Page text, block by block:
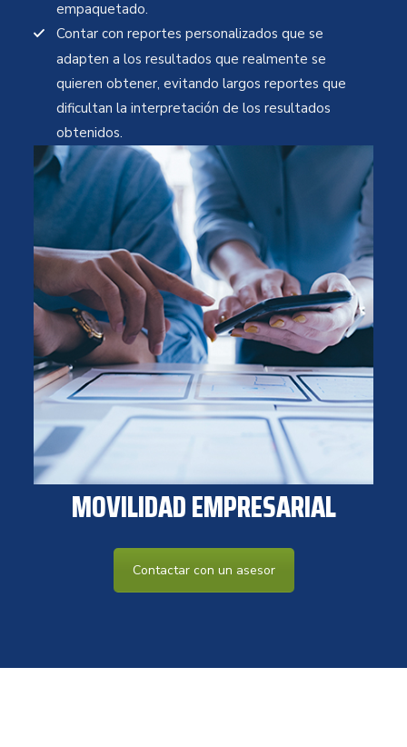
empaquetado.
Contar con reportes personalizados que se
adapten a los resultados que realmente se
quieren obtener, evitando largos reportes que
dificultan la interpretación de los resultados
obtenidos.
MOVILIDAD EMPRESARIAL
Contactar con un asesor